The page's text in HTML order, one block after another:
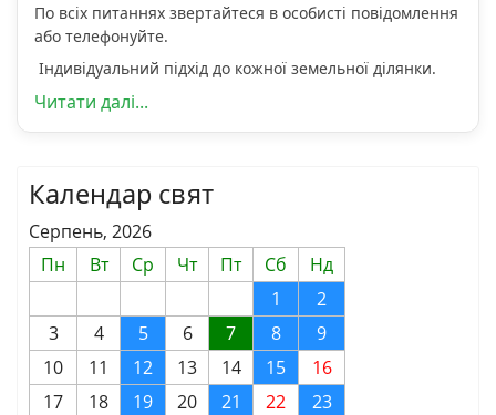
По всіх питаннях звертайтеся в особисті повідомлення
або телефонуйте.
Індивідуальний підхід до кожної земельної ділянки.
Читати далі...
Календар свят
Серпень, 2026
Пн
Вт Ср Чт Пт Сб
Нд
1
2
3
4 5 6 7 8
9
10
11 12 13 14 15
16
17
18 19 20 21 22
23